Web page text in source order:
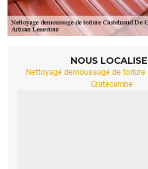
NOUS
Nettoyage demoussage de toiture
Gratecambe